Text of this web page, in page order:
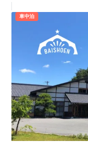
車中泊